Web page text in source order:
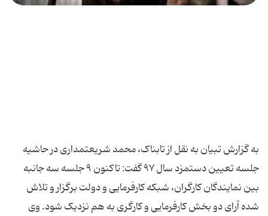
به گزارش تبیان به نقل از تابناک، محمد شریعتمداری در حاشیه
جلسه تعیین دستمزد سال ۹۷ گفت: تاکنون ۹ جلسه سه جانبه
بین نمایندگان کارگران، شبکه کارفرمایی و دولت برگزار و تلاش
شده آرای دو بخش کارفرمایی و کارگری به هم نزدیک شود. وی